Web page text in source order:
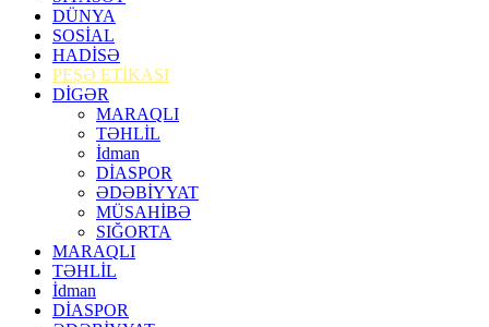
DÜNYA
SOSİAL
HADİSƏ
PEŞƏ ETİKASI
DİGƏR
MARAQLI
TƏHLİL
İdman
DİASPOR
ƏDƏBİYYAT
MÜSAHİBƏ
SIĞORTA
MARAQLI
TƏHLİL
İdman
DİASPOR